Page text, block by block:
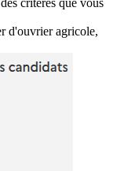
critères que vous
d'ouvrier agricole,